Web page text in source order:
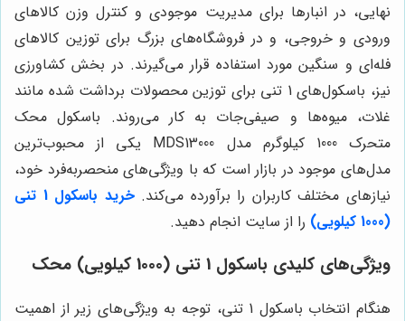
نهایی، در انبارها برای مدیریت موجودی و کنترل وزن کالاهای
ورودی و خروجی، و در فروشگاه‌های بزرگ برای توزین کالاهای
فله‌ای و سنگین مورد استفاده قرار می‌گیرند. در بخش کشاورزی
نیز، باسکول‌های 1 تنی برای توزین محصولات برداشت شده مانند
غلات، میوه‌ها و صیفی‌جات به کار می‌روند. باسکول محک
متحرک 1000 کیلوگرم مدل MDS13000 یکی از محبوب‌ترین
مدل‌های موجود در بازار است که با ویژگی‌های منحصربه‌فرد خود،
نیازهای مختلف کاربران را برآورده می‌کند.
خرید باسکول‌ 1 تنی
(1000 کیلویی)
را از سایت انجام دهید.
ویژگی‌های کلیدی باسکول 1 تنی (1000 کیلویی) محک
هنگام انتخاب باسکول 1 تنی، توجه به ویژگی‌های زیر از اهمیت